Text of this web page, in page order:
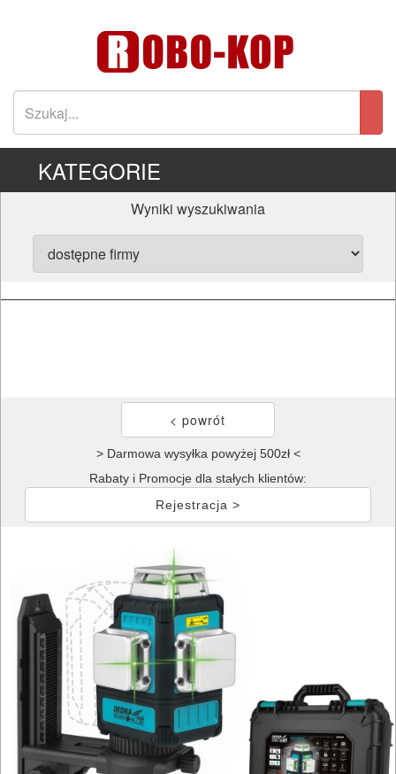
KATEGORIE
Wyniki wyszukiwania
> Darmowa wysyłka powyżej 500zł <
Rabaty i Promocje dla stałych klientów:
Rejestracja >